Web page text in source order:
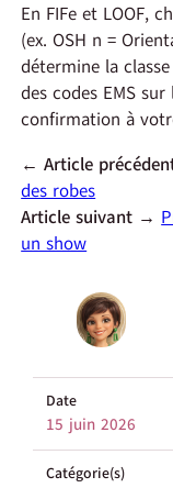
En FIFe et LOOF,
(ex. OSH n =
détermine la
des codes EMS
confirmation à
← Article
des robes
Article suivant →
un show
Date
15 juin 2026
Catégorie(s)